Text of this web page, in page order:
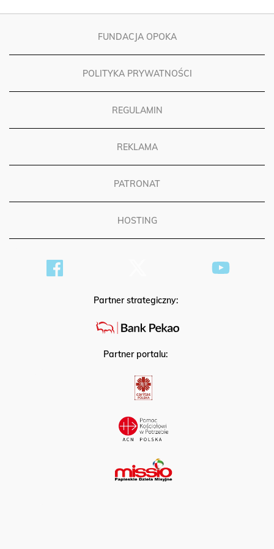
FUNDACJA OPOKA
POLITYKA PRYWATNOŚCI
REGULAMIN
REKLAMA
PATRONAT
HOSTING
Partner strategiczny:
Partner portalu: